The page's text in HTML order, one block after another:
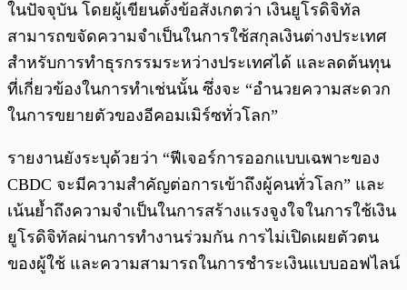
ในปัจจุบัน โดยผู้เขียนตั้งข้อสังเกตว่า เงินยูโรดิจิทัล
สามารถขจัดความจำเป็นในการใช้สกุลเงินต่างประเทศ
สำหรับการทำธุรกรรมระหว่างประเทศได้ และลดต้นทุน
ที่เกี่ยวข้องในการทำเช่นนั้น ซึ่งจะ “อำนวยความสะดวก
ในการขยายตัวของอีคอมเมิร์ซทั่วโลก”
รายงานยังระบุด้วยว่า “ฟีเจอร์การออกแบบเฉพาะของ
CBDC จะมีความสำคัญต่อการเข้าถึงผู้คนทั่วโลก” และ
เน้นย้ำถึงความจำเป็นในการสร้างแรงจูงใจในการใช้เงิน
ยูโรดิจิทัลผ่านการทำงานร่วมกัน การไม่เปิดเผยตัวตน
ของผู้ใช้ และความสามารถในการชำระเงินแบบออฟไลน์